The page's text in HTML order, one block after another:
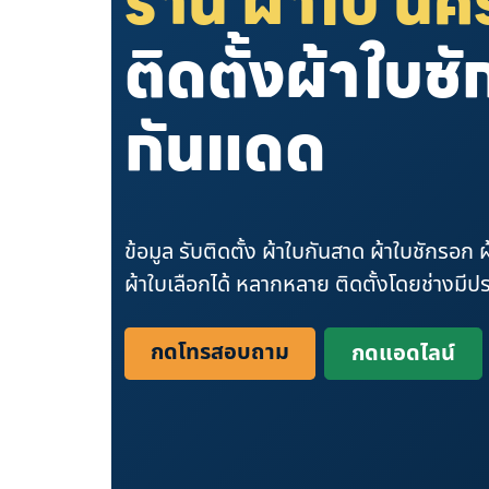
ติดตั้งผ้าใบ
กันแดด
ข้อมูล รับติดตั้ง ผ้าใบกันสาด ผ้าใบชักรอก
ผ้าใบเลือกได้ หลากหลาย ติดตั้งโดยช่างมี
กดโทรสอบถาม กดแอดไลน์